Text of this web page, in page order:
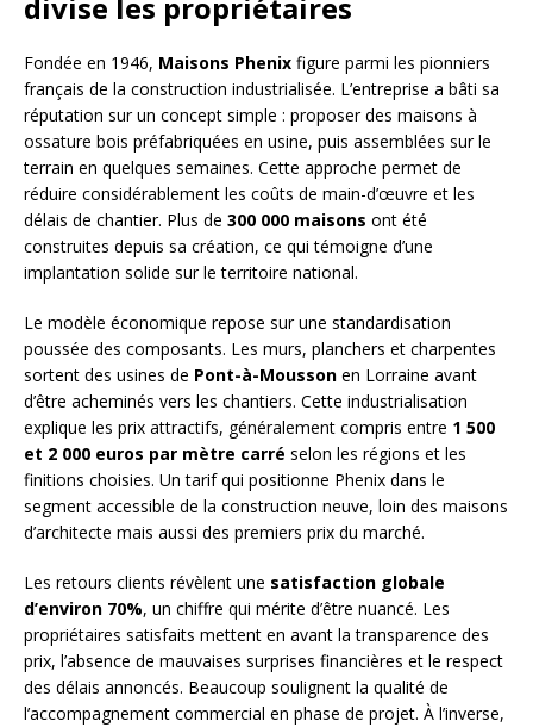
divise les propriétaires
Fondée en 1946, Maisons Phenix figure parmi les pionniers
français de la construction industrialisée. L’entreprise a bâti sa
réputation sur un concept simple : proposer des maisons à
ossature bois préfabriquées en usine, puis assemblées sur le
terrain en quelques semaines. Cette approche permet de
réduire considérablement les coûts de main-d’œuvre et les
délais de chantier. Plus de 300 000 maisons ont été
construites depuis sa création, ce qui témoigne d’une
implantation solide sur le territoire national.
Le modèle économique repose sur une standardisation
poussée des composants. Les murs, planchers et charpentes
sortent des usines de Pont-à-Mousson en Lorraine avant
d’être acheminés vers les chantiers. Cette industrialisation
explique les prix attractifs, généralement compris entre 1 500
et 2 000 euros par mètre carré selon les régions et les
finitions choisies. Un tarif qui positionne Phenix dans le
segment accessible de la construction neuve, loin des maisons
d’architecte mais aussi des premiers prix du marché.
Les retours clients révèlent une satisfaction globale
d’environ 70%, un chiffre qui mérite d’être nuancé. Les
propriétaires satisfaits mettent en avant la transparence des
prix, l’absence de mauvaises surprises financières et le respect
des délais annoncés. Beaucoup soulignent la qualité de
l’accompagnement commercial en phase de projet. À l’inverse,